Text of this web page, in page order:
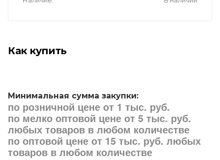
Как купить
Минимальная сумма закупки:
по розничной цене от 1 тыс. руб.
по мелко оптовой цене от 5 тыс. руб.
любых товаров в любом количестве
по оптовой цене от 15 тыс. руб. любых
товаров в любом количестве